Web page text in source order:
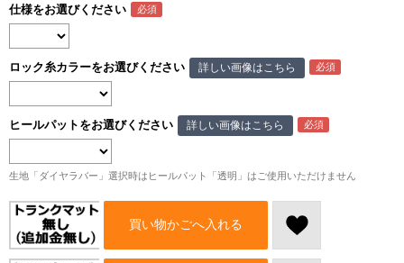
仕様をお選びください
ロック糸カラーをお選びください 詳しい画像はこちら
ヒールパットをお選びください 詳しい画像はこちら
生地「ダイヤラバー」選択時はヒールパット「透明」はご使用いただけません
買い物かごへ入れる